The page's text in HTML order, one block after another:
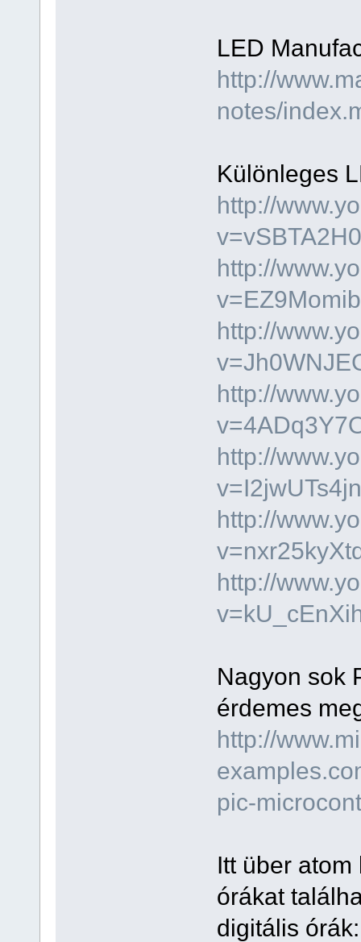
LED
http://
notes/
Különleges
http://
http://
http://
http://
http://
http://
http://
Nagyon sok
érdemes
http://
pic-
Itt über
órákat
digitális órák: